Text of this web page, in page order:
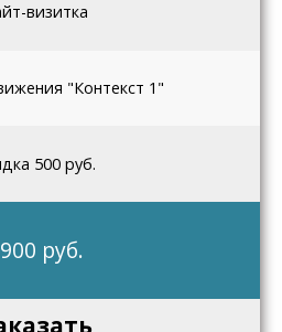
визитка
"Контекст 1"
500 руб.
руб.